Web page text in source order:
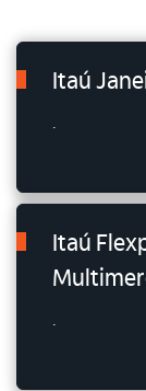
Itaú
.
Itaú
.